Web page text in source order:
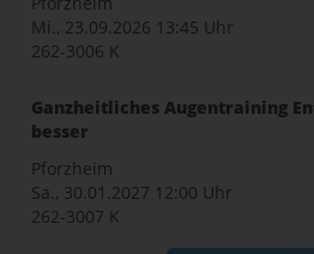
Mi., 23.09.2026 13:45 Uhr
262-3006 K
Ganzheitliches Augentraining
besser
Pforzheim
Sa., 30.01.2027 12:00 Uhr
262-3007 K